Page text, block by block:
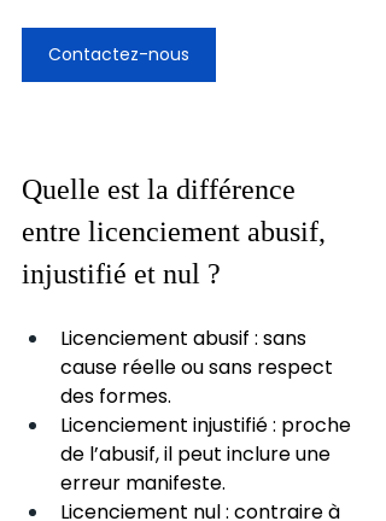
Contactez-nous
Quelle est la différence
entre licenciement abusif,
injustifié et nul ?
Licenciement abusif : sans
cause réelle ou sans respect
des formes.
Licenciement injustifié : proche
de l’abusif, il peut inclure une
erreur manifeste.
Licenciement nul : contraire à